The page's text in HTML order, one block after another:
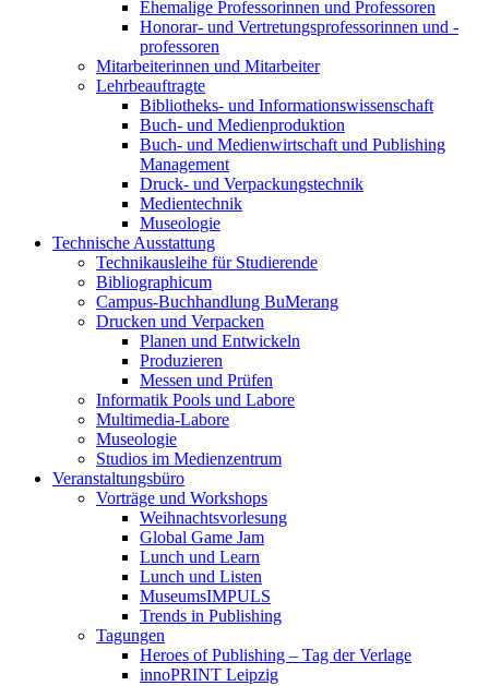
Ehemalige Professorinnen und Professoren
Honorar- und Vertretungsprofessorinnen und -
professoren
Mitarbeiterinnen und Mitarbeiter
Lehrbeauftragte
Bibliotheks- und Informationswissenschaft
Buch- und Medienproduktion
Buch- und Medienwirtschaft und Publishing
Management
Druck- und Verpackungstechnik
Medientechnik
Museologie
Technische Ausstattung
Technikausleihe für Studierende
Bibliographicum
Campus-Buchhandlung BuMerang
Drucken und Verpacken
Planen und Entwickeln
Produzieren
Messen und Prüfen
Informatik Pools und Labore
Multimedia-Labore
Museologie
Studios im Medienzentrum
Veranstaltungsbüro
Vorträge und Workshops
Weihnachtsvorlesung
Global Game Jam
Lunch und Learn
Lunch und Listen
MuseumsIMPULS
Trends in Publishing
Tagungen
Heroes of Publishing – Tag der Verlage
innoPRINT Leipzig